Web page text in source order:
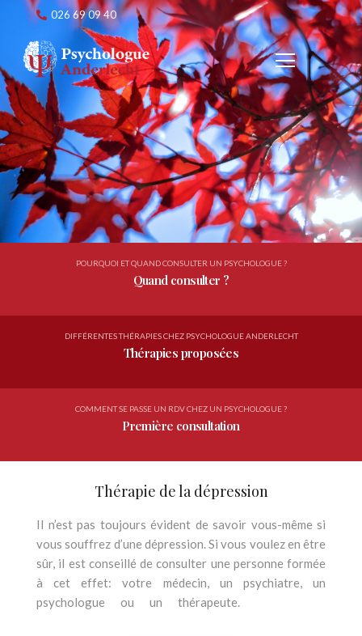
026 69 09 40
POURQUOI ET QUAND CONSULTER UN PSYCHOLOGUE ?
Quand consulter ?
DIFFÉRENTES THÉRAPIES CHEZ PSYCHOLOGUE ANDERLECHT
Thérapies proposées
COMMENT SE PASSE UN RDV CHEZ UN PSYCHOLOGUE ?
Première consultation
Thérapie de la dépression
Il n’est pas toujours évident de savoir vous-même si
vous souffrez d’une dépression. Si vous voulez en être
sûr, il est conseillé de consulter une personne formée
à cet effet: votre médecin, un psychiatre, un
psychologue ou un thérapeute.